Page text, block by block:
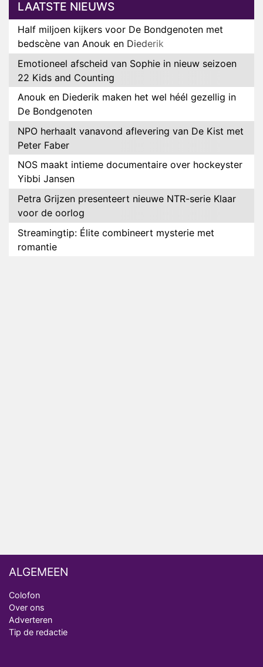
LAATSTE NIEUWS
Half miljoen kijkers voor De Bondgenoten met
bedscène van Anouk en Diederik
Emotioneel afscheid van Sophie in nieuw seizoen
22 Kids and Counting
Anouk en Diederik maken het wel héél gezellig in
De Bondgenoten
NPO herhaalt vanavond aflevering van De Kist met
Peter Faber
NOS maakt intieme documentaire over hockeyster
Yibbi Jansen
Petra Grijzen presenteert nieuwe NTR-serie Klaar
voor de oorlog
Streamingtip: Élite combineert mysterie met
romantie
ALGEMEEN
Colofon
Over ons
Adverteren
Tip de redactie